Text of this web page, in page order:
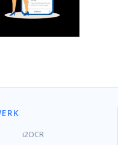
i2OCR